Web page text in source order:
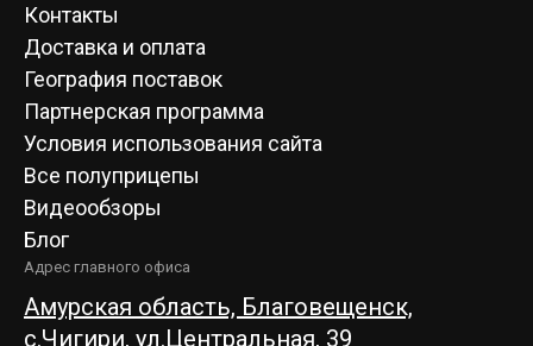
Контакты
Доставка и оплата
География поставок
Партнерская программа
Условия использования сайта
Все полуприцепы
Видеообзоры
Блог
Адрес главного офиса
Амурская область, Благовещенск,
c.Чигири, ул.Центральная, 39